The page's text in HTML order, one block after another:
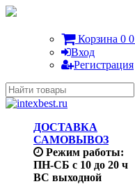
Корзина 0 0
Вход
Регистрация
ДОСТАВКА
САМОВЫВОЗ
Режим работы:
ПН-СБ с 10 до 20 ч
ВС выходной